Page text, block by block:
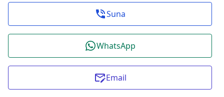
Suna
WhatsApp
Email